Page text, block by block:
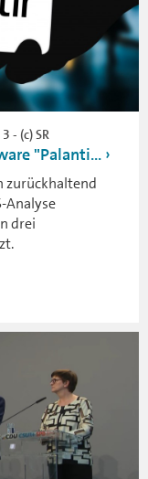
- (c) SR
"Palanti...
zurückhaltend
Analyse
drei